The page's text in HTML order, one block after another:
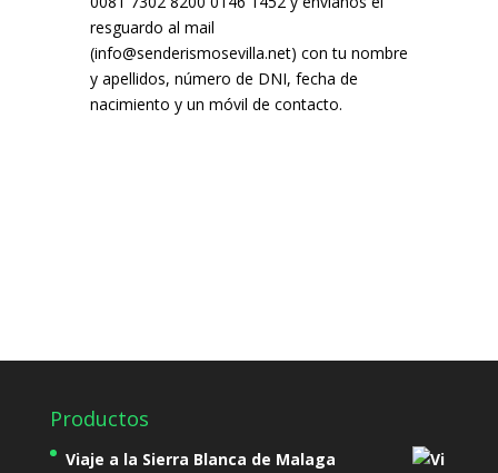
resguardo al mail
(info@senderismosevilla.net) con tu nombre
y apellidos, número de DNI, fecha de
nacimiento y un móvil de contacto.
Productos
Viaje a la Sierra Blanca de Malaga